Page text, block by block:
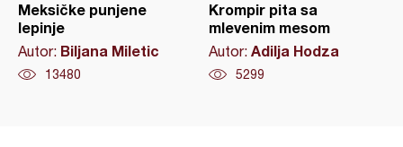
Meksičke punjene
lepinje
Autor: Biljana Miletic
13480
Krompir pita sa
mlevenim mesom
Autor: Adilja Hodza
5299